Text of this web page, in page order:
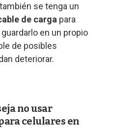
se tenga un
de carga para
en un propio
de posibles
deteriorar.
no usar
celulares en